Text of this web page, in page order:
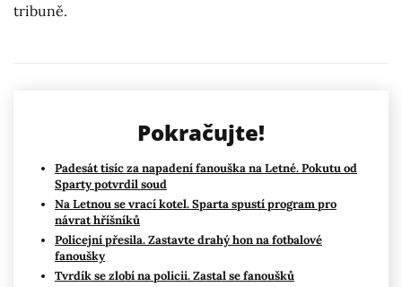
tribuně.
Pokračujte!
Padesát tisíc za napadení fanouška na Letné. Pokutu od
Sparty potvrdil soud
Na Letnou se vrací kotel. Sparta spustí program pro
návrat hříšníků
Policejní přesila. Zastavte drahý hon na fotbalové
fanoušky
Tvrdík se zlobí na policii. Zastal se fanoušků